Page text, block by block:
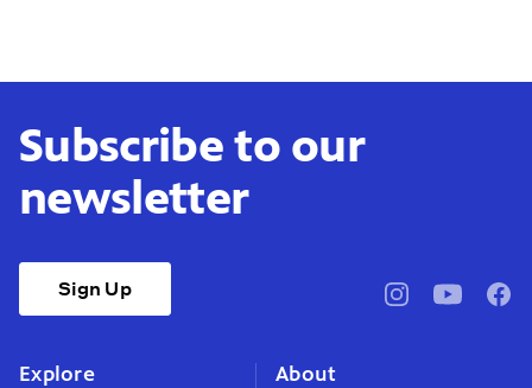
Subscribe to our
newsletter
Sign Up
pbssocal@pbssocal
Explore About